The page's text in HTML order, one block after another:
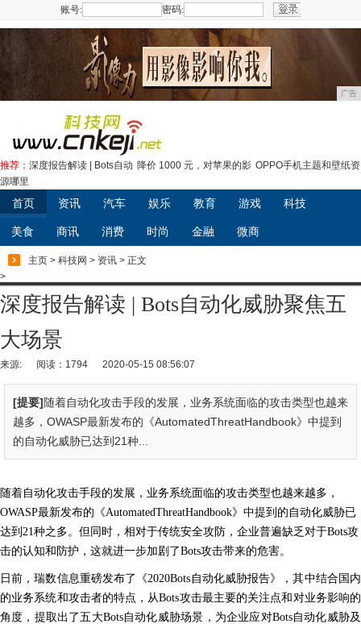
账号: 密码:
广告
推荐： 深度报告解读 | Bots自动 降价 1000 元，对苹果的影 OPPO手机主题和壁纸资
源哪里
首页 资讯 汽车 娱乐 教育 游戏 科技
美食 商讯 消费 时尚 金融 微商
主页 > 科技网 > 资讯 > 正文
>
深度报告解读 | Bots自动化威胁聚焦五
大场景
来源: 阅读：1794 2020-05-15 08:56:07
[提要]随着自动化攻击手段的发展，业务系统面临的攻击类型也越来
越多，OWASP最新发布的《AutomatedThreatHandbook》中提到
的自动化威胁已达到21种...
随着自动化攻击手段的发展，业务系统面临的攻击类型也越来越多，
OWASP最新发布的《AutomatedThreatHandbook》中提到的自动化威胁已
达到21种之多。但同时，相对于传统安全攻防，企业普遍缺乏对于Bots攻
击的认知和防护，这就进一步加剧了Bots攻击带来的危害。
日前，瑞数信息重磅发布了《2020Bots自动化威胁报告》，其中结合国内
的业务系统和攻击者的特点，从Bots攻击最主要的关注点和对业务影响的
角度，提取出了五大Bots自动化威胁场景，为企业应对Bots自动化威胁及